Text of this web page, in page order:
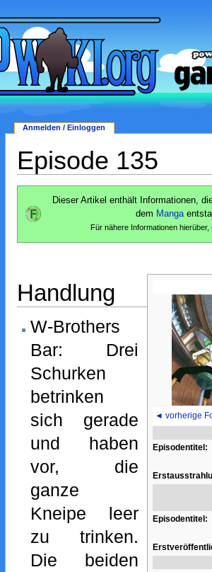
Episode 135
Dieser Artikel enthält Informationen,
dem Manga
Für nähere Informationen
◄ vorherige
Episodentitel:
Episodentitel:
Handlung
W-Brothers
Bar: Drei
Schurken
betrinken
sich gerade
und haben
vor, die
ganze
Kneipe leer
zu trinken.
Die beiden
Anmelden / Einloggen